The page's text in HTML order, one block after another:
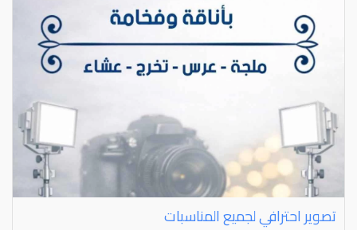
تصوير احترافي لجميع المناسبات